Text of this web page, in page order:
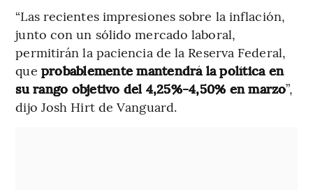
“Las recientes impresiones sobre la inflación,
junto con un sólido mercado laboral,
permitirán la paciencia de la Reserva Federal,
que probablemente mantendrá la política en
su rango objetivo del 4,25%-4,50% en marzo”,
dijo Josh Hirt de Vanguard.